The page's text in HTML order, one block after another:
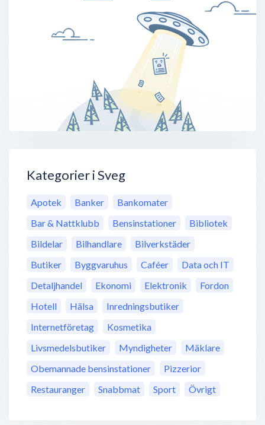
Kategorier i Sveg
Apotek Banker
Bankomater
Bar & Nattklubb
Bensinstationer
Bibliotek
Bildelar
Bilhandlare
Bilverkstäder
Butiker
Byggvaruhus Caféer
Data och IT
Detaljhandel
Ekonomi Elektronik
Fordon
Hotell
Hälsa
Inredningsbutiker
Internetföretag
Kosmetika
Livsmedelsbutiker
Myndigheter
Mäklare
Obemannade bensinstationer
Pizzerior
Restauranger
Snabbmat Sport Övrigt